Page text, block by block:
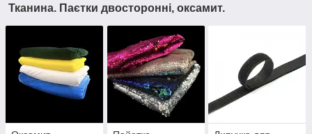
Тканина. Паєтки двосторонні, оксамит.